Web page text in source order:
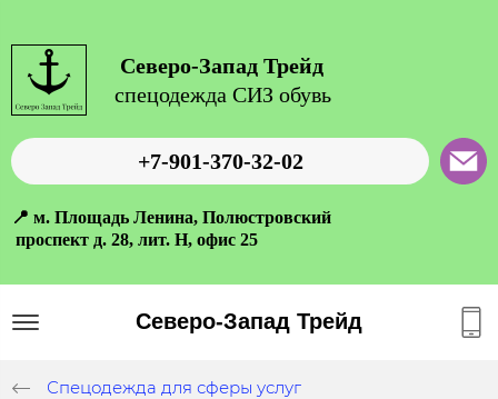
Северо-Запад Трейд
спецодежда СИЗ обувь
+7-901-370-32-02
📍 м. Площадь Ленина, Полюстровский
проспект д. 28, лит. Н, офис 25
Северо-Запад Трейд
Спецодежда для сферы услуг